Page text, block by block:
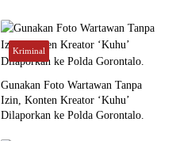
Kriminal
Gunakan Foto Wartawan Tanpa
Izin, Konten Kreator ‘Kuhu’
Dilaporkan ke Polda Gorontalo.